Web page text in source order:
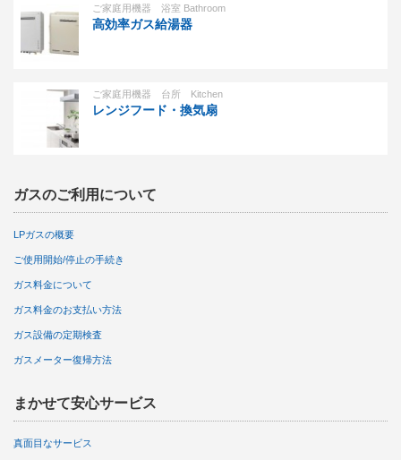
ご家庭用機器 浴室 Bathroom
高効率ガス給湯器
ご家庭用機器 台所 Kitchen
レンジフード・換気扇
ガスのご利用について
LPガスの概要
ご使用開始/停止の手続き
ガス料金について
ガス料金のお支払い方法
ガス設備の定期検査
ガスメーター復帰方法
まかせて安心サービス
真面目なサービス